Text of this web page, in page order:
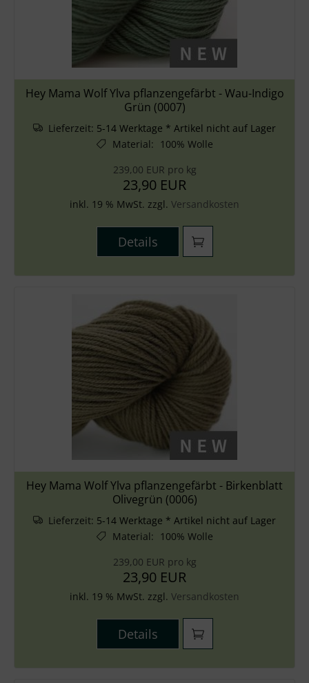
Hey Mama Wolf Ylva pflanzengefärbt - Wau-Indigo
Grün (0007)
Lieferzeit: 5-14 Werktage * Artikel nicht auf Lager
Material: 100% Wolle
239,00 EUR pro kg
23,90 EUR
inkl. 19 % MwSt. zzgl. Versandkosten
Details
Hey Mama Wolf Ylva pflanzengefärbt - Birkenblatt
Olivegrün (0006)
Lieferzeit: 5-14 Werktage * Artikel nicht auf Lager
Material: 100% Wolle
239,00 EUR pro kg
23,90 EUR
inkl. 19 % MwSt. zzgl. Versandkosten
Details